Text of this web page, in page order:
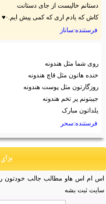
دستانم خالیست از جای دستانت
کاش که یادم اری که کمی پیش ایم.·♥
فرستنده:ساناز
روی شما مثل هندونه
خنده هاتون مثل قاچ هندونه
روزگارتون مثل پوست هندونه
جیبتونم پر تخم هندونه
یلداتون مبارک
فرستنده:سحر
اس ام اس هاو مطالب جالب خودتون را
سایت ثبت بشه